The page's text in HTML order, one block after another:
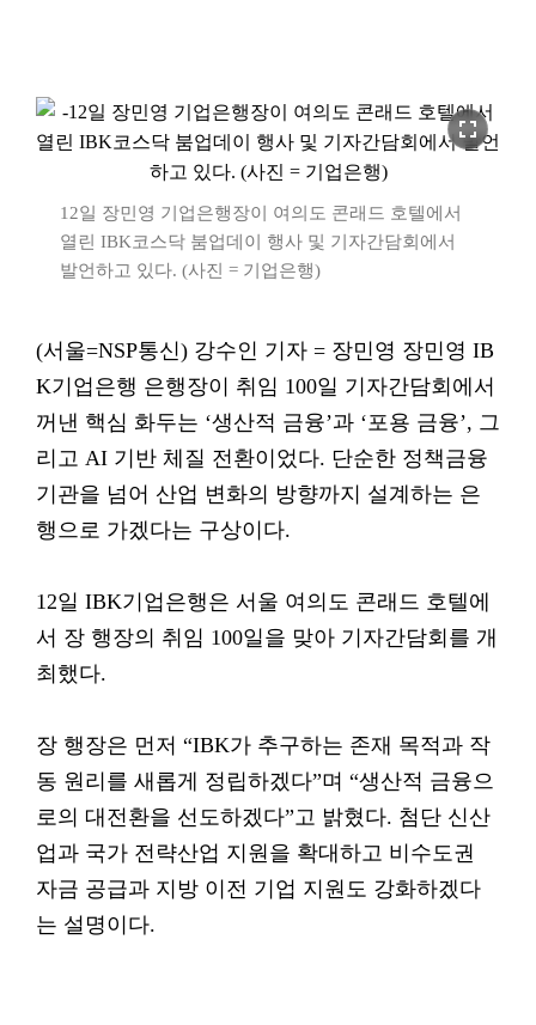
fullscreen
12일 장민영 기업은행장이 여의도 콘래드 호텔에서
열린 IBK코스닥 붐업데이 행사 및 기자간담회에서
발언하고 있다. (사진 = 기업은행)
(서울=NSP통신) 강수인 기자 = 장민영 장민영 IB
K기업은행 은행장이 취임 100일 기자간담회에서
꺼낸 핵심 화두는 ‘생산적 금융’과 ‘포용 금융’, 그
리고 AI 기반 체질 전환이었다. 단순한 정책금융
기관을 넘어 산업 변화의 방향까지 설계하는 은
행으로 가겠다는 구상이다.
12일 IBK기업은행은 서울 여의도 콘래드 호텔에
서 장 행장의 취임 100일을 맞아 기자간담회를 개
최했다.
장 행장은 먼저 “IBK가 추구하는 존재 목적과 작
동 원리를 새롭게 정립하겠다”며 “생산적 금융으
로의 대전환을 선도하겠다”고 밝혔다. 첨단 신산
업과 국가 전략산업 지원을 확대하고 비수도권
자금 공급과 지방 이전 기업 지원도 강화하겠다
는 설명이다.